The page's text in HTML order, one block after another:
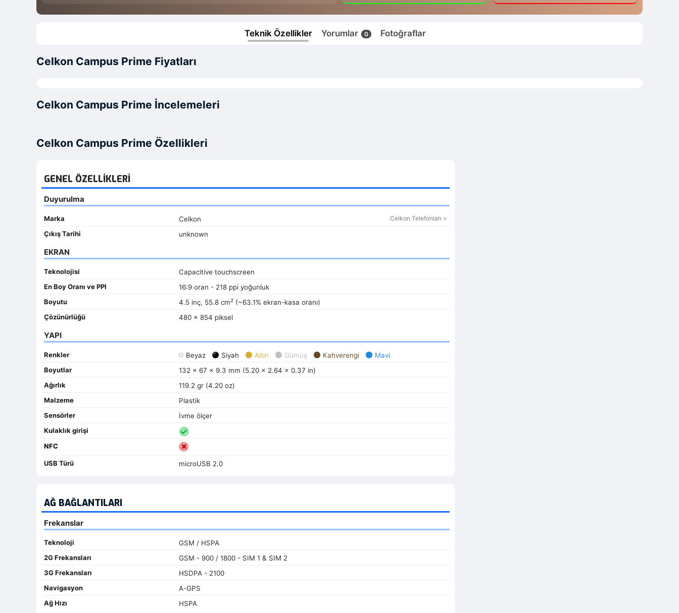
Teknik Özellikler Yorumlar 0 Fotoğraflar
Celkon Campus Prime Fiyatları
Celkon Campus Prime İncelemeleri
Celkon Campus Prime Özellikleri
GENEL ÖZELLIKLERI
Duyurulma
Marka Celkon Celkon Telefonları >
Çıkış Tarihi unknown
EKRAN
Teknolojisi
Capacitive touchscreen
En Boy Oranı ve PPI
16:9 oran - 218 ppi yoğunluk
Boyutu
4.5 inç, 55.8 cm2(~63.1% ekran-kasa oranı)
Çözünürlüğü
480 x 854 piksel
YAPI
Renkler Beyaz Siyah Altın Gümüş Kahverengi
Mavi
Boyutlar
132 x 67 x 9.3 mm (5.20 x 2.64 x 0.37 in)
Ağırlık
119.2 gr (4.20 oz)
Malzeme
Plastik
Sensörler
İvme ölçer
Kulaklık girişi
NFC
USB Türü microUSB 2.0
AĞ BAĞLANTILARI
Frekanslar
Teknoloji
GSM / HSPA
2G Frekansları
GSM - 900 / 1800 - SIM 1 & SIM 2
3G Frekansları
HSDPA - 2100
Navigasyon
A-GPS
Ağ Hızı
HSPA